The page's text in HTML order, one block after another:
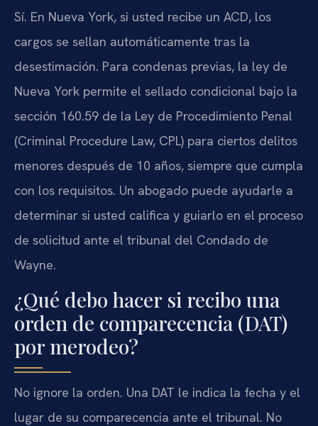
Sí. En Nueva York, si usted recibe un ACD, los
cargos se sellan automáticamente tras la
desestimación. Para condenas previas, la ley de
Nueva York permite el sellado condicional bajo la
sección 160.59 de la Ley de Procedimiento Penal
(Criminal Procedure Law, CPL) para ciertos delitos
menores después de 10 años, siempre que cumpla
con los requisitos. Un abogado puede ayudarle a
determinar si usted califica y guiarlo en el proceso
de solicitud ante el tribunal del Condado de
Wayne.
¿Qué debo hacer si recibo una
orden de comparecencia (DAT)
por merodeo?
No ignore la orden. Una DAT le indica la fecha y el
lugar de su comparecencia ante el tribunal. No